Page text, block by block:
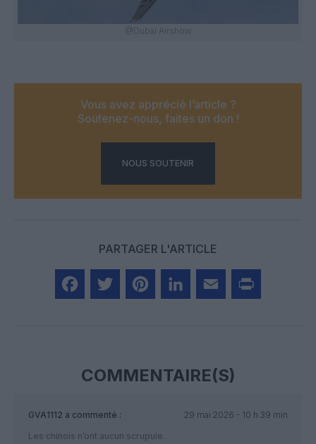
@Dubai Airshow
Vous avez apprécié l’article ?
Soutenez-nous, faites un don !
NOUS SOUTENIR
PARTAGER L'ARTICLE
COMMENTAIRE(S)
GVA1112 a commenté :
29 mai 2026 - 10 h 39 min
Les chinois n’ont aucun scrupule..